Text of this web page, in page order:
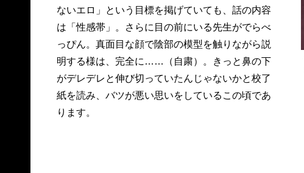
ないエロ」という目標を掲げていても、話の内容
は「性感帯」。さらに目の前にいる先生がでらべ
っぴん。真面目な顔で陰部の模型を触りながら説
明する様は、完全に……（自粛）。きっと鼻の下
がデレデレと伸び切っていたんじゃないかと校了
紙を読み、バツが悪い思いをしているこの頃であ
ります。